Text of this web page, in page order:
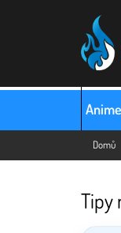
Anime
Tipy